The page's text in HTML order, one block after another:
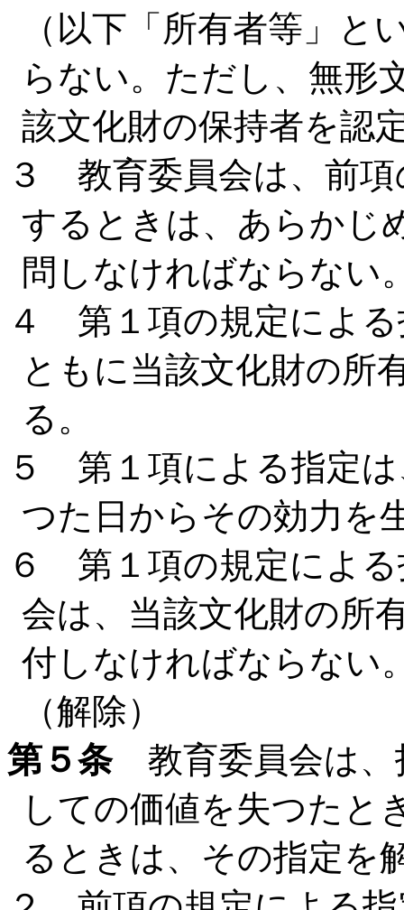
（以下「所有者等」と
らない。ただし、無形
該文化財の保持者を認
３ 教育委員会は、前
するときは、あらかじ
問しなければならない
４ 第１項の規定によ
ともに当該文化財の所
る。
５ 第１項による指定
つた日からその効力を
６ 第１項の規定によ
会は、当該文化財の所
付しなければならない
（解除）
第５条教育委員会は、
しての価値を失つたと
るときは、その指定を